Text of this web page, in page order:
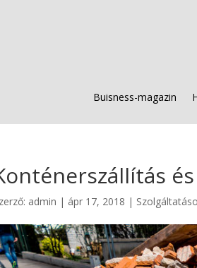
Buisness-magazin
admin | ápr 17, 2018 |